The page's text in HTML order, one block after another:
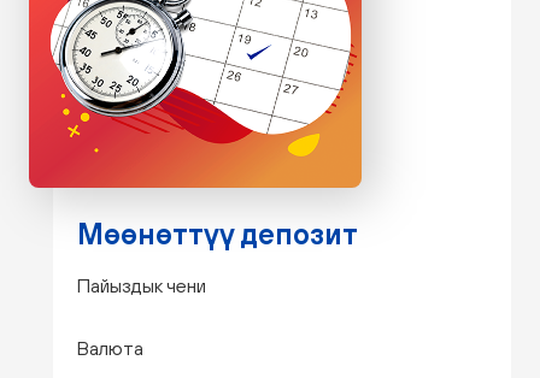
Мөөнөттүү депозит
Пайыздык чени
Валюта